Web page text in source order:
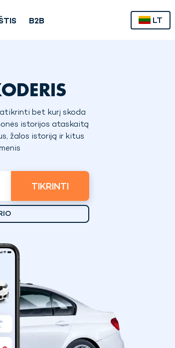
B2B LT
bet kurį skoda
istorijos ataskaitą
žalos istoriją ir kitus
TIKRINTI